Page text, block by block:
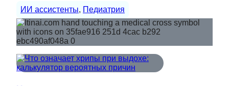
ИИ ассистенты, Педиатрия